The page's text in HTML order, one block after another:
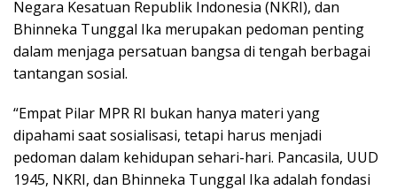
Negara Kesatuan Republik Indonesia (NKRI), dan
Bhinneka Tunggal Ika merupakan pedoman penting
dalam menjaga persatuan bangsa di tengah berbagai
tantangan sosial.
“Empat Pilar MPR RI bukan hanya materi yang
dipahami saat sosialisasi, tetapi harus menjadi
pedoman dalam kehidupan sehari-hari. Pancasila, UUD
1945, NKRI, dan Bhinneka Tunggal Ika adalah fondasi